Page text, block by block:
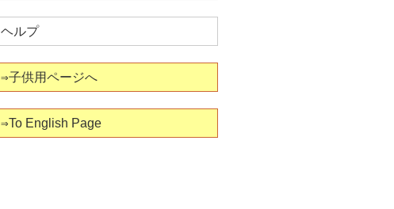
ヘルプ
⇒子供用ページへ
⇒To English Page